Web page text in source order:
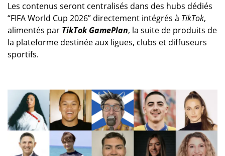
Les contenus seront centralisés dans des hubs dédiés
“FIFA World Cup 2026” directement intégrés à TikTok,
alimentés par TikTok GamePlan, la suite de produits de
la plateforme destinée aux ligues, clubs et diffuseurs
sportifs.